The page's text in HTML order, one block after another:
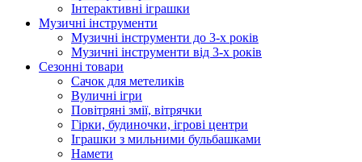
Інтерактивні іграшки
Музичні інструменти
Музичні інструменти до 3-х років
Музичні інструменти від 3-х років
Сезонні товари
Сачок для метеликів
Вуличні ігри
Повітряні змії, вітрячки
Гірки, будиночки, ігрові центри
Іграшки з мильними бульбашками
Намети